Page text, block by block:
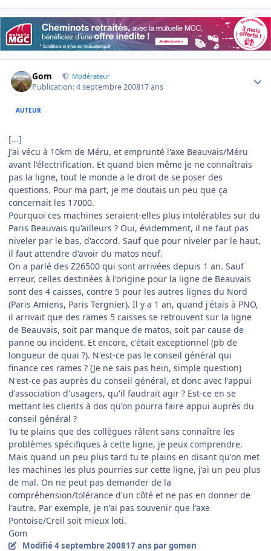
Gom Modérateur
Publication:4 septembre 200817 ans
AUTEUR
[...]
J'ai vécu à 10km de Méru, et emprunté l'axe Beauvais/Méru
avant l'électrification. Et quand bien même je ne connaîtrais
pas la ligne, tout le monde a le droit de se poser des
questions. Pour ma part, je me doutais un peu que ça
concernait les 17000.
Pourquoi ces machines seraient-elles plus intolérables sur du
Paris Beauvais qu'ailleurs ? Oui, évidemment, il ne faut pas
niveler par le bas, d'accord. Sauf que pour niveler par le haut,
il faut attendre d'avoir du matos neuf.
On a parlé des Z26500 qui sont arrivées depuis 1 an. Sauf
erreur, celles destinées à l'origine pour la ligne de Beauvais
sont des 4 caisses, contre 5 pour les autres lignes du Nord
(Paris Amiens, Paris Tergnier). Il y a 1 an, quand j'étais à PNO,
il arrivait que des rames 5 caisses se retrouvent sur la ligne
de Beauvais, soit par manque de matos, soit par cause de
panne ou incident. Et encore, c'était exceptionnel (pb de
longueur de quai ?). N'est-ce pas le conseil général qui
finance ces rames ? (Je ne sais pas hein, simple question)
N'est-ce pas auprès du conseil général, et donc avec l'appui
d'association d'usagers, qu'il faudrait agir ? Est-ce en se
mettant les clients à dos qu'on pourra faire appui auprès du
conseil général ?
Tu te plains que des collègues râlent sans connaître les
problèmes spécifiques à cette ligne, je peux comprendre.
Mais quand un peu plus tard tu te plains en disant qu'on met
les machines les plus pourries sur cette ligne, j'ai un peu plus
de mal. On ne peut pas demander de la
compréhension/tolérance d'un côté et ne pas en donner de
l'autre. Par exemple, je n'ai pas souvenir que l'axe
Pontoise/Creil soit mieux loti.
Gom
Modifié4 septembre 200817 ans par gomen